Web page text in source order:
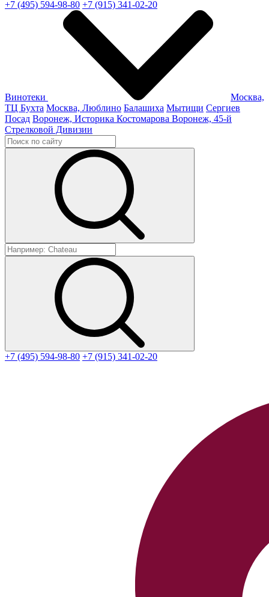
+7 (495) 594-98-80 +7 (915) 341-02-20
Винотеки
Москва,
ТЦ Бухта Москва, Люблино Балашиха Мытищи Сергиев
Посад Воронеж, Историка Костомарова Воронеж, 45-й
Стрелковой Дивизии
+7 (495) 594-98-80 +7 (915) 341-02-20